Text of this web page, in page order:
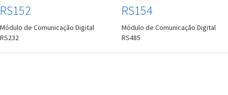
RS152
Módulo de Comunicação Digital
RS232
RS154
Módulo de Comunicação Digital
RS485